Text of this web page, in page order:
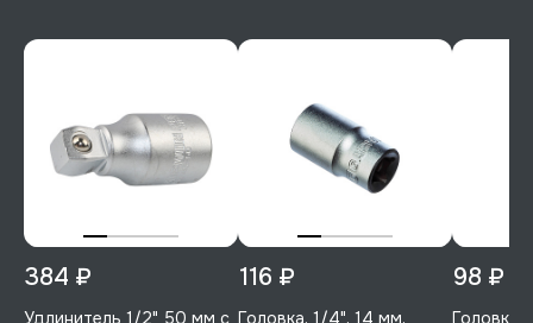
384 ₽
Удлинитель 1/2" 50 мм с
116 ₽
Головка, 1/4", 14 мм,
98 ₽
Головка,